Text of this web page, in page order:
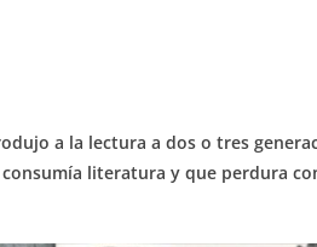
a la lectura a dos o tres
literatura y que perdura